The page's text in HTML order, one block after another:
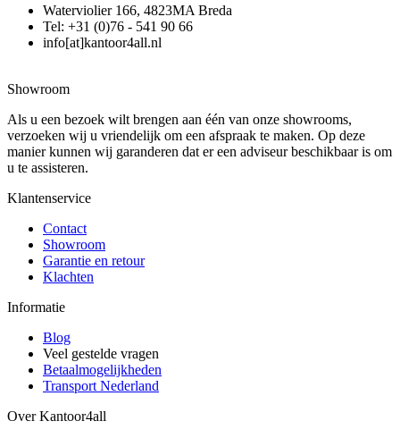
Waterviolier 166, 4823MA Breda
Tel: +31 (0)76 - 541 90 66
info[at]kantoor4all.nl
Showroom
Als u een bezoek wilt brengen aan één van onze showrooms,
verzoeken wij u vriendelijk om een afspraak te maken. Op deze
manier kunnen wij garanderen dat er een adviseur beschikbaar is om
u te assisteren.
Klantenservice
Contact
Showroom
Garantie en retour
Klachten
Informatie
Blog
Veel gestelde vragen
Betaalmogelijkheden
Transport Nederland
Over Kantoor4all